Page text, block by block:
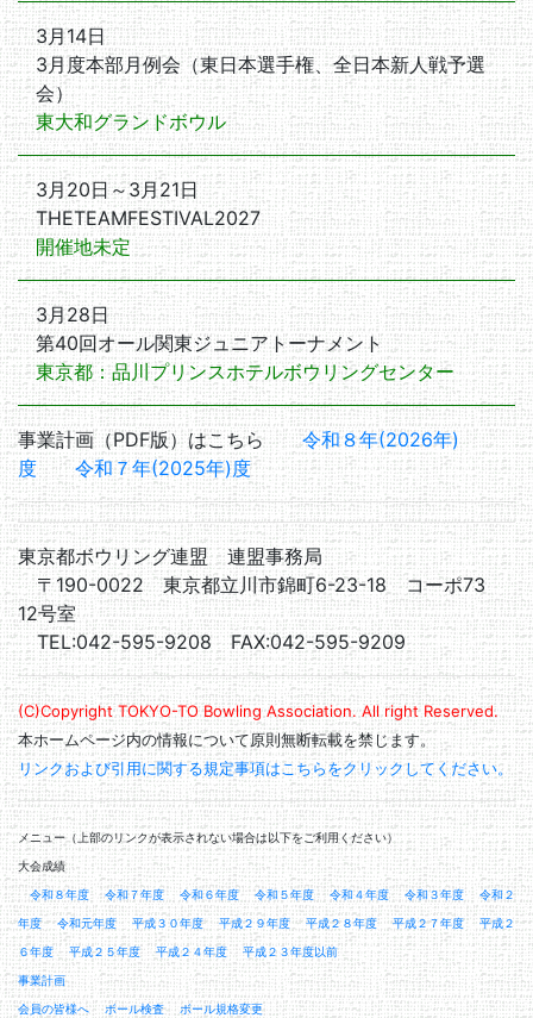
3月14日
3月度本部月例会（東日本選手権、全日本新人戦予選
会）
東大和グランドボウル
3月20日～3月21日
THETEAMFESTIVAL2027
開催地未定
3月28日
第40回オール関東ジュニアトーナメント
東京都：品川プリンスホテルボウリングセンター
事業計画（PDF版）はこちら令和８年(2026年)
度
令和７年(2025年)度
東京都ボウリング連盟 連盟事務局
〒190-0022 東京都立川市錦町6-23-18 コーポ73
12号室
TEL:042-595-9208 FAX:042-595-9209
(C)Copyright TOKYO-TO Bowling Association. All right Reserved.
本ホームページ内の情報について原則無断転載を禁じます。
リンクおよび引用に関する規定事項はこちらをクリックしてください。
メニュー（上部のリンクが表示されない場合は以下をご利用ください）
大会成績
令和８年度
令和７年度 令和６年度 令和５年度 令和４年度 令和３年度
令和２
年度
令和元年度 平成３０年度 平成２９年度 平成２８年度 平成２７年度
平成２
６年度
平成２５年度 平成２４年度
平成２３年度以前
事業計画
会員の皆様へ
ボール検査 ボール規格変更